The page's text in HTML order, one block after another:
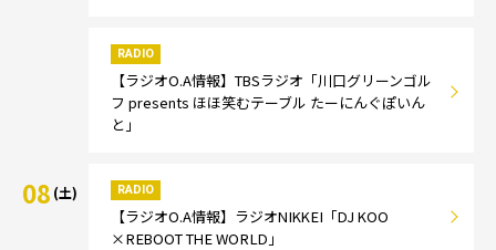
RADIO
【ラジオO.A情報】TBSラジオ「川口グリーンゴル
フ presents ほほ笑むテーブル たーにんぐぽいん
と」
08 (土) RADIO
【ラジオO.A情報】ラジオNIKKEI「DJ KOO
×REBOOT THE WORLD」